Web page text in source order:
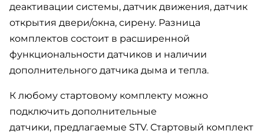
деактивации системы, датчик движения, датчик
открытия двери/окна, сирену. Разница
комплектов состоит в расширенной
функциональности датчиков и наличии
дополнительного датчика дыма и тепла.
К любому стартовому комплекту можно
подключить дополнительные
датчики, предлагаемые STV. Стартовый комплект